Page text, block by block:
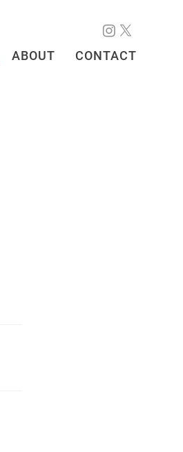
ABOUT CONTACT